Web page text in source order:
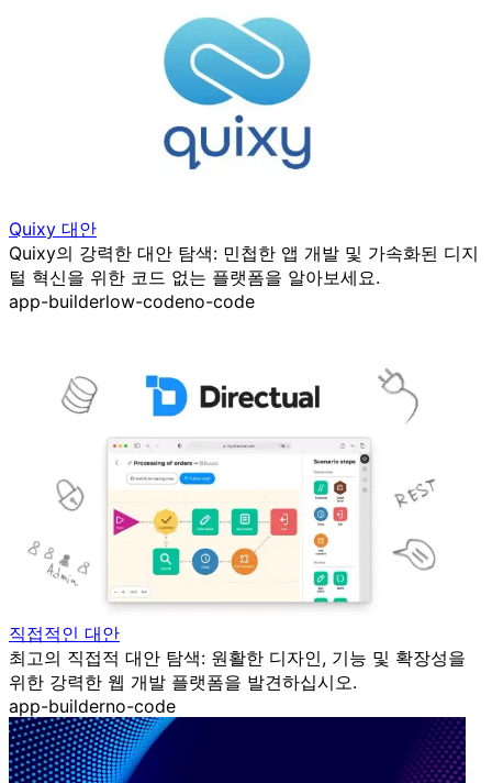
Quixy 대안
Quixy의 강력한 대안 탐색: 민첩한 앱 개발 및 가속화된 디지
털 혁신을 위한 코드 없는 플랫폼을 알아보세요.
app-builderlow-codeno-code
직접적인 대안
최고의 직접적 대안 탐색: 원활한 디자인, 기능 및 확장성을
위한 강력한 웹 개발 플랫폼을 발견하십시오.
app-builderno-code